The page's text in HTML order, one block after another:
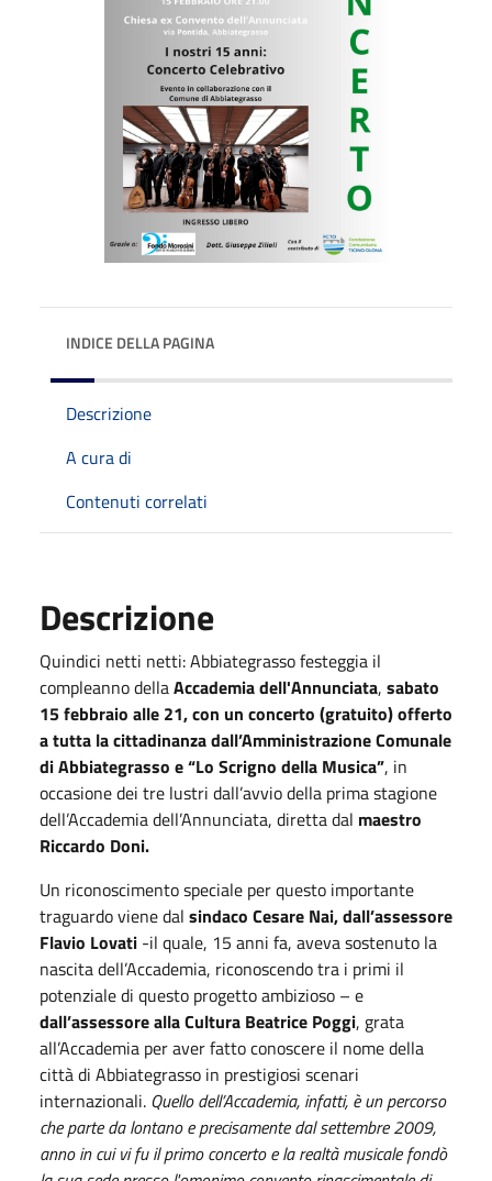
INDICE DELLA PAGINA
Descrizione
A cura di
Contenuti correlati
Descrizione
Quindici netti netti: Abbiategrasso festeggia il
compleanno dellaAccademia dell'Annunciata, sabato
15 febbraio alle 21, con un concerto (gratuito) offerto
a tutta la cittadinanza dall’Amministrazione Comunale
di Abbiategrasso e “Lo Scrigno della Musica”, in
occasione dei tre lustri dall’avvio della prima stagione
dell’Accademia dell’Annunciata, diretta dal maestro
Riccardo Doni.
Un riconoscimento speciale per questo importante
traguardo viene dal sindaco Cesare Nai, dall’assessore
Flavio Lovati -il quale, 15 anni fa, aveva sostenuto la
nascita dell’Accademia, riconoscendo tra i primi il
potenziale di questo progetto ambizioso – e
dall’assessore alla Cultura Beatrice Poggi, grata
all’Accademia per aver fatto conoscere il nome della
città di Abbiategrasso in prestigiosi scenari
internazionali. Quello dell’Accademia, infatti, è un percorso
che parte da lontano e precisamente dal settembre 2009,
anno in cui vi fu il primo concerto e la realtà musicale fondò